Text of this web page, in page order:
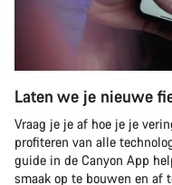
Laten we je nieuwe
Vraag je je af hoe je je
profiteren van alle
guide in de Canyon App
smaak op te bouwen en af